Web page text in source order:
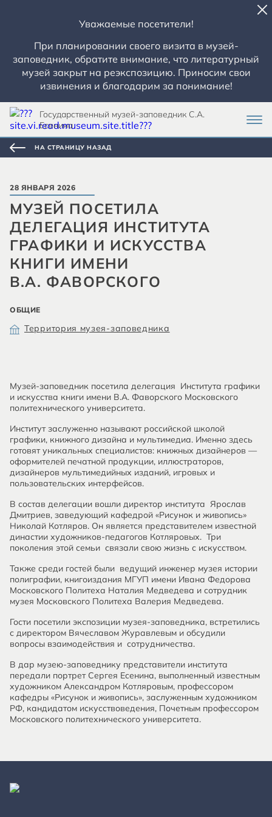
Уважаемые посетители!
При планировании своего визита в музей-
заповедник, обратите внимание, что литературный
музей закрыт на реэкспозицию. Приносим свои
извинения и благодарим за понимание!
Государственный музей-заповедник С.А.
Есенина
НА СТРАНИЦУ НАЗАД
28 ЯНВАРЯ 2026
МУЗЕЙ ПОСЕТИЛА
ДЕЛЕГАЦИЯ ИНСТИТУТА
ГРАФИКИ И ИСКУССТВА
КНИГИ ИМЕНИ
В.А. ФАВОРСКОГО
ОБЩИЕ
Территория музея-заповедника
Музей-заповедник посетила делегация Института графики
и искусства книги имени В.А. Фаворского Московского
политехнического университета.
Институт заслуженно называют российской школой
графики, книжного дизайна и мультимедиа. Именно здесь
готовят уникальных специалистов: книжных дизайнеров —
оформителей печатной продукции, иллюстраторов,
дизайнеров мультимедийных изданий, игровых и
пользовательских интерфейсов.
В состав делегации вошли директор института Ярослав
Дмитриев, заведующий кафедрой «Рисунок и живопись»
Николай Котляров. Он является представителем известной
династии художников-педагогов Котляровых. Три
поколения этой семьи связали свою жизнь с искусством.
Также среди гостей были ведущий инженер музея истории
полиграфии, книгоиздания МГУП имени Ивана Федорова
Московского Политеха Наталия Медведева и сотрудник
музея Московского Политеха Валерия Медведева.
Гости посетили экспозиции музея-заповедника, встретились
с директором Вячеславом Журавлевым и обсудили
вопросы взаимодействия и сотрудничества.
В дар музею-заповеднику представители института
передали портрет Сергея Есенина, выполненный известным
художником Александром Котляровым, профессором
кафедры «Рисунок и живопись», заслуженным художником
РФ, кандидатом искусствоведения, Почетным профессором
Московского политехнического университета.